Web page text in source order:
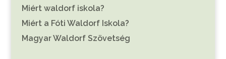
Miért waldorf iskola?
Miért a Fóti Waldorf Iskola?
Magyar Waldorf Szövetség